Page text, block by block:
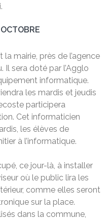
mairie, près de l’agence
Il sera doté par l’Agglo
informatique.
les mardis et jeudis
participera
Cet informaticien
les élèves de
à l’informatique.
ce jour-là, à installer
où le public lira les
comme elles seront
sur la place.
dans la commune,